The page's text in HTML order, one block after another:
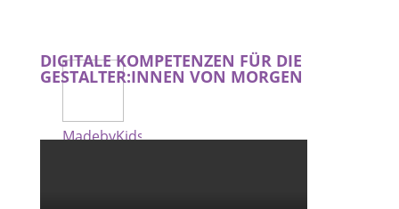
MadebyKids
DIGITALE KOMPETENZEN FÜR DIE
GESTALTER:INNEN VON MORGEN